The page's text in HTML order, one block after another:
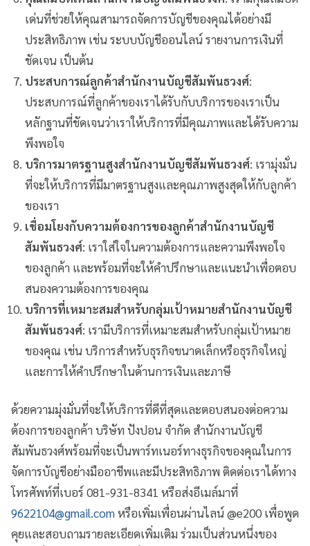
เด่นที่ช่วยให้คุณสามารถจัดการบัญชีของคุณได้อย่างมี
ประสิทธิภาพ เช่น ระบบบัญชีออนไลน์ รายงานการเงินที่
ชัดเจน เป็นต้น
ประสบการณ์ลูกค้าสำนักงานบัญชีสัมพันธวงศ์:
ประสบการณ์ที่ลูกค้าของเราได้รับกับบริการของเราเป็น
หลักฐานที่ชัดเจนว่าเราให้บริการที่มีคุณภาพและได้รับความ
พึงพอใจ
บริการมาตรฐานสูงสำนักงานบัญชีสัมพันธวงศ์: เรามุ่งมั่น
ที่จะให้บริการที่มีมาตรฐานสูงและคุณภาพสูงสุดให้กับลูกค้า
ของเรา
เชื่อมโยงกับความต้องการของลูกค้าสำนักงานบัญชี
สัมพันธวงศ์: เราใส่ใจในความต้องการและความพึงพอใจ
ของลูกค้า และพร้อมที่จะให้คำปรึกษาและแนะนำเพื่อตอบ
สนองความต้องการของคุณ
บริการที่เหมาะสมสำหรับกลุ่มเป้าหมายสำนักงานบัญชี
สัมพันธวงศ์: เรามีบริการที่เหมาะสมสำหรับกลุ่มเป้าหมาย
ของคุณ เช่น บริการสำหรับธุรกิจขนาดเล็กหรือธุรกิจใหญ่
และการให้คำปรึกษาในด้านการเงินและภาษี
ด้วยความมุ่งมั่นที่จะให้บริการที่ดีที่สุดและตอบสนองต่อความ
ต้องการของลูกค้า บริษัท ปังปอน จำกัด สำนักงานบัญชี
สัมพันธวงศ์พร้อมที่จะเป็นพาร์ทเนอร์ทางธุรกิจของคุณในการ
จัดการบัญชีอย่างมืออาชีพและมีประสิทธิภาพ ติดต่อเราได้ทาง
โทรศัพท์ที่เบอร์ 081-931-8341 หรือส่งอีเมล์มาที่
9622104@gmail.comหรือเพิ่มเพื่อนผ่านไลน์ @e200 เพื่อพูด
คุยและสอบถามรายละเอียดเพิ่มเติม ร่วมเป็นส่วนหนึ่งของ